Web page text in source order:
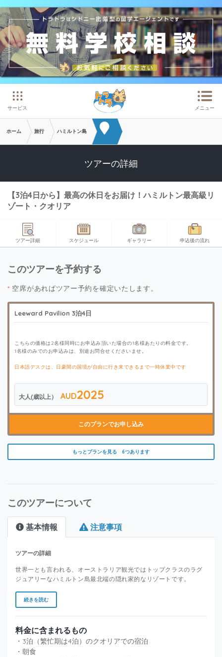
メインコンテンツへスキップ
サービス メニュー
ホーム 旅行 ハミルトン島
ツアーの詳細
【3泊4日から】最高の休日をお届け！ハミルトン最高級リ
ゾート・クオリア
ツアー詳細 スケジュール ギャラリー 申込後の流れ
このツアーを予約する
* 空席があればツアー予約を確定いたします。
Leeward Pavilion 3泊4日
こちらの価格は2名様同時にお申込み頂いた場合の1名様あたりの料金です。
1名様のみでのお申込みは、別途お問合せくださいませ。
日本語デスクは、日豪間の国境が自由に行き来できるまで一時休業中です
大人(歳以上） AUD2025
このプランでお申し込み
もっとプランを見る 6つあります
このツアーについて
基本情報 注意事項
ツアーの詳細
世界一とも言われる、オーストラリア観光ではトップクラスのラグ
ジュアリーなハミルトン島最北端の隠れ家的なリゾートです。
続きを読む
料金に含まれるもの
・3泊（繁忙期は4泊）のクオリアでの宿泊
・朝食